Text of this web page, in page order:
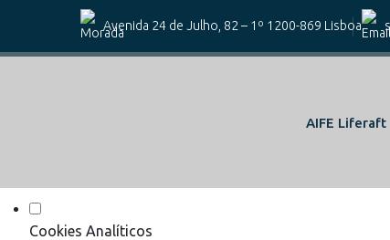
Defina as suas preferências de
Este website utiliza cookies estritamente necessários,
Cookies Analíticos
Avenida 24 de Julho, 82 – 1º 1200-869 Lisboa
AIFE Liferaft